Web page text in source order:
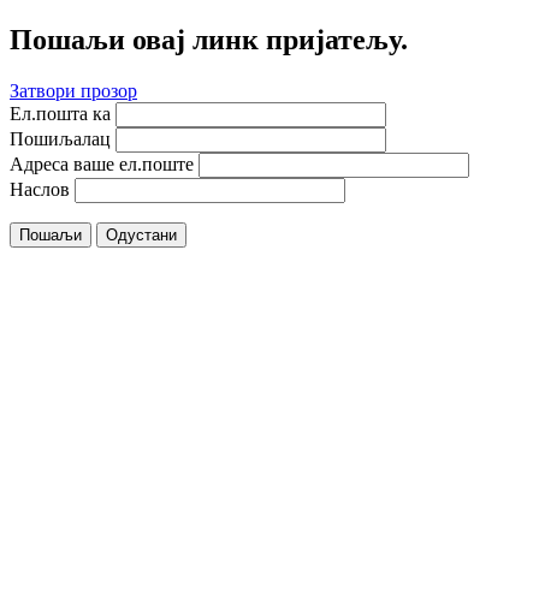
Пошаљи овај линк пријатељу.
Затвори прозор
Ел.пошта ка
Пошиљалац
Адреса ваше ел.поште
Наслов
Пошаљи Одустани